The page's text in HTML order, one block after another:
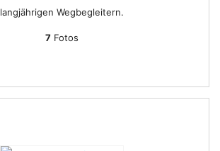
langjährigen Wegbegleitern.
7Fotos